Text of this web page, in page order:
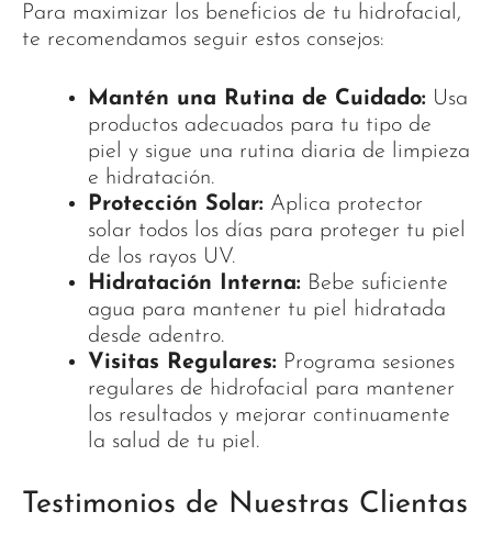
Para maximizar los beneficios de tu hidrofacial,
te recomendamos seguir estos consejos:
Mantén una Rutina de Cuidado: Usa
productos adecuados para tu tipo de
piel y sigue una rutina diaria de limpieza
e hidratación.
Protección Solar: Aplica protector
solar todos los días para proteger tu piel
de los rayos UV.
Hidratación Interna: Bebe suficiente
agua para mantener tu piel hidratada
desde adentro.
Visitas Regulares: Programa sesiones
regulares de hidrofacial para mantener
los resultados y mejorar continuamente
la salud de tu piel.
Testimonios de Nuestras Clientas